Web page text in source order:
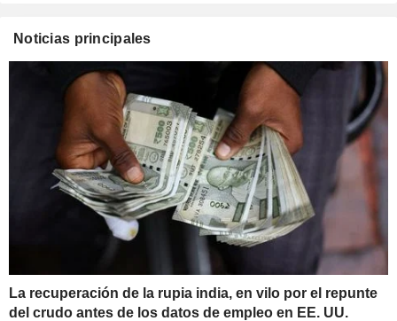
Noticias principales
La recuperación de la rupia india, en vilo por el repunte
del crudo antes de los datos de empleo en EE. UU.